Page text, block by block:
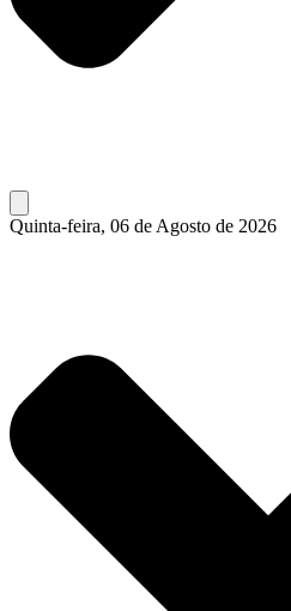
Quinta-feira, 06 de Agosto de 2026